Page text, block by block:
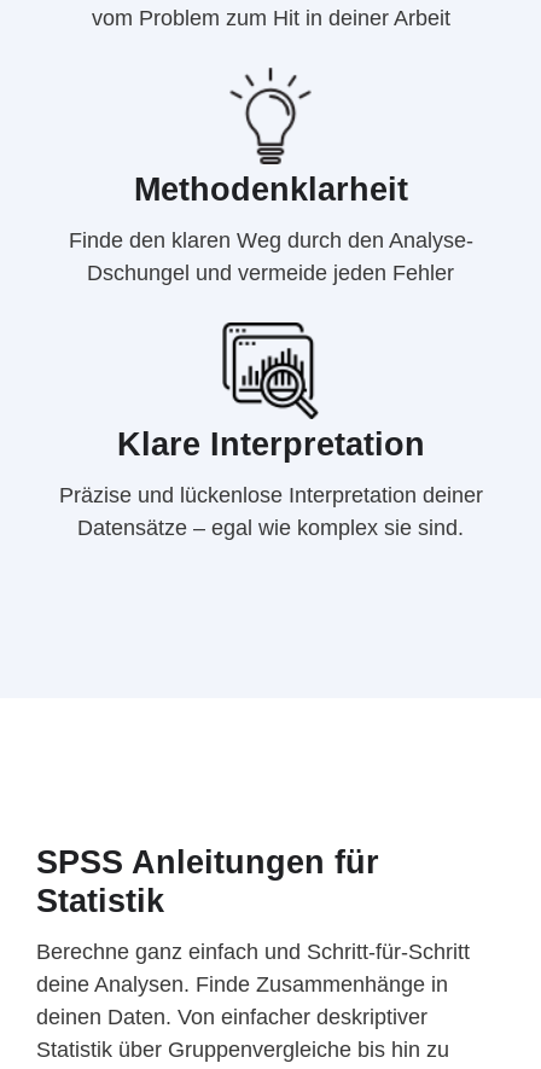
vom Problem zum Hit in deiner Arbeit
Methodenklarheit
Finde den klaren Weg durch den Analyse-
Dschungel und vermeide jeden Fehler
Klare Interpretation
Präzise und lückenlose Interpretation deiner
Datensätze – egal wie komplex sie sind.
SPSS Anleitungen für
Statistik
Berechne ganz einfach und Schritt-für-Schritt
deine Analysen. Finde Zusammenhänge in
deinen Daten. Von einfacher deskriptiver
Statistik über Gruppenvergleiche bis hin zu